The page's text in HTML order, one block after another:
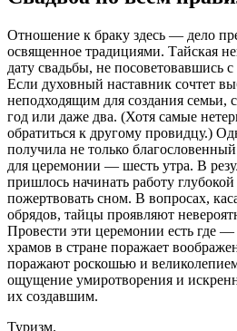
Отношение к браку здесь — дело
освященное традициями. Тайская
дату свадьбы, не посоветовавшись
Если духовный наставник сочтет
неподходящим для создания семьи,
год или даже два. (Хотя самые
обратиться к другому провидцу.)
получила не только
для церемонии — шесть утра. В
пришлось начинать работу
пожертвовать сном. В вопросах,
обрядов, тайцы проявляют
Провести эти церемонии есть где —
храмов в стране поражает
поражают роскошью и
ощущение умиротворения и
их создавшим.
Туризм.